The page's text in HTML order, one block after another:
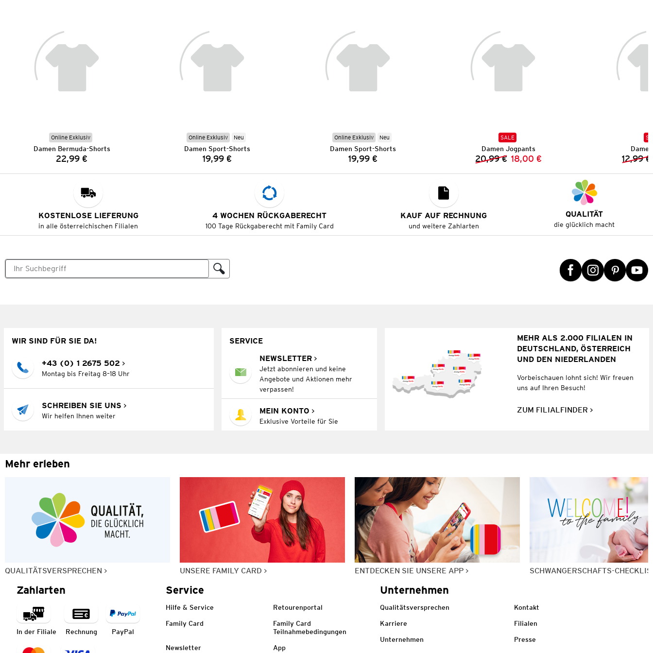
Online Exklusiv
Damen Bermuda-Shorts
Preis:
22,99 €
Online Exklusiv Neu
Damen Sport-Shorts
Preis:
19,99 €
Online Exklusiv Neu
Damen Sport-Shorts
Preis:
19,99 €
SALE
Damen Jogpants
Vorheriger Preis:
20,99 € Neuer Preis:
18,00 € 12,99 €
KOSTENLOSE LIEFERUNG
in alle österreichischen Filialen
4 WOCHEN RÜCKGABERECHT
100 Tage Rückgaberecht mit Family Card
KAUF AUF RECHNUNG
und weitere Zahlarten
QUALITÄT
die glücklich macht
WIR SIND FÜR SIE DA!
+43 (0) 1 2675 502
Montag bis Freitag 8–18 Uhr
SCHREIBEN SIE UNS
Wir helfen Ihnen weiter
SERVICE
NEWSLETTER
Jetzt abonnieren und keine
Angebote und Aktionen mehr
verpassen!
MEIN KONTO
Exklusive Vorteile für Sie
MEHR ALS 2.000 FILIALEN IN
DEUTSCHLAND, ÖSTERREICH
UND DEN NIEDERLANDEN
Vorbeischauen lohnt sich! Wir freuen
uns auf Ihren Besuch!
ZUM FILIALFINDER
Mehr erleben
QUALITÄTSVERSPRECHEN UNSERE FAMILY CARD ENTDECKEN SIE UNSERE APP SCHWANGERSCHAFTS-
Zahlarten
In der Filiale Rechnung PayPal
Service
Hilfe & Service Retourenportal
Family Card
Family Card
Teilnahmebedingungen
Newsletter App
Unternehmen
Qualitätsversprechen Kontakt
Karriere Filialen
Unternehmen Presse